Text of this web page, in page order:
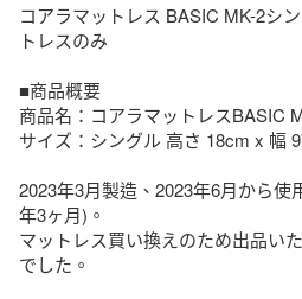
コアラマットレス BASIC MK-2シ
トレスのみ
■商品概要
商品名：コアラマットレスBASIC
サイズ：シングル 高さ 18cm x 幅
2023年3月製造、2023年6月から使
年3ヶ月)。
マットレス買い換えのため出品い
でした。